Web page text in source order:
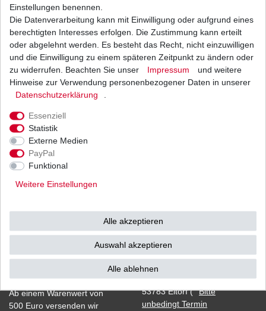
1 Stück
Marken Batterie YTX9-BS wartungsfrei
UVP 36,76 €
Ab einem Warenwert von
500 Euro versenden wir
Vorkasse
Barzahlung bei Abholung in
53783 Eitorf (
Bitte
unbedingt Termin
Einstellungen benennen.
Die Datenverarbeitung kann mit Einwilligung oder aufgrund eines
berechtigten Interesses erfolgen. Die Zustimmung kann erteilt
oder abgelehnt werden. Es besteht das Recht, nicht einzuwilligen
und die Einwilligung zu einem späteren Zeitpunkt zu ändern oder
zu widerrufen. Beachten Sie unser
Impressum
und weitere
Hinweise zur Verwendung personenbezogener Daten in unserer
Daten­schutz­erklärung
Essenziell
Statistik
Externe Medien
PayPal
Funktional
Weitere Einstellungen
Alle akzeptieren
Auswahl akzeptieren
Alle ablehnen